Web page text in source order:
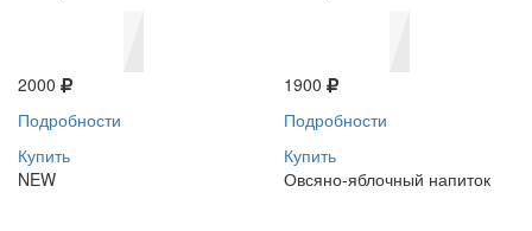
2000
Подробности
Купить
NEW
1900
Подробности
Купить
Овсяно-яблочный напиток